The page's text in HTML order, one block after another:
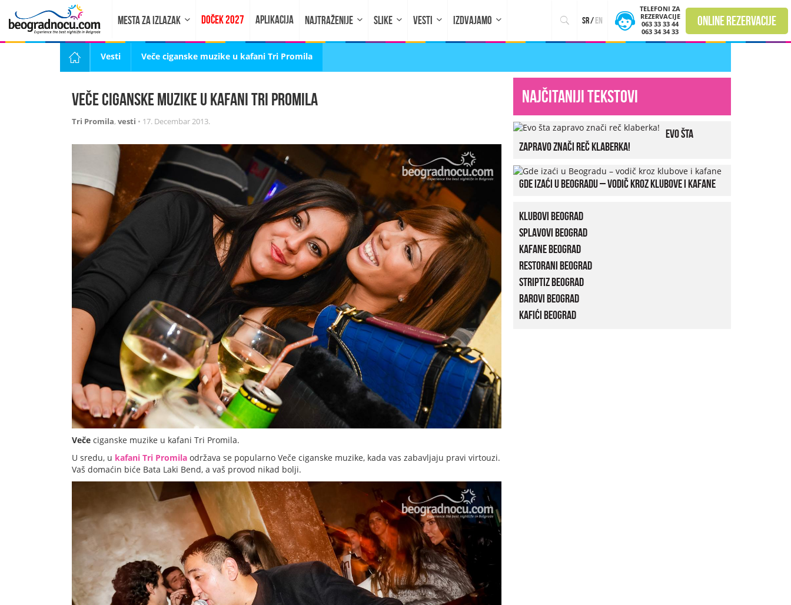
MESTA ZA IZLAZAK DOČEK 2027 APLIKACIJA NAJTRAŽENIJE SLIKE VESTI IZDVAJAMO sr/en
TELEFONI ZA
REZERVACIJE
063 33 33 44
063 34 34 33
online rezervacije
Vesti Veče ciganske muzike u kafani Tri Promila
Veče ciganske muzike u kafani Tri Promila
Tri Promila, vesti • 17. Decembar 2013.
Veče ciganske muzike u kafani Tri Promila.
U sredu, u kafani Tri Promila održava se popularno Veče ciganske muzike, kada vas zabavljaju pravi virtouzi.
Vaš domaćin biće Bata Laki Bend, a vaš provod nikad bolji.
Najčitaniji tekstovi
Evo šta
zapravo znači reč klaberka!
Gde izaći u Beogradu – vodič kroz klubove i kafane
Klubovi Beograd
Splavovi Beograd
Kafane Beograd
Restorani Beograd
Striptiz Beograd
Barovi Beograd
Kafići Beograd